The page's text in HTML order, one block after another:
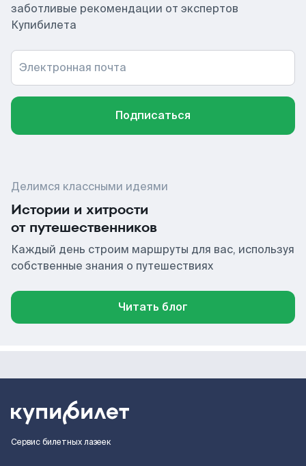
заботливые рекомендации от экспертов
Купибилета
Электронная почта
Подписаться
Делимся классными идеями
Истории и хитрости
от путешественников
Каждый день строим маршруты для вас, используя
собственные знания о путешествиях
Читать блог
Сервис билетных лазеек